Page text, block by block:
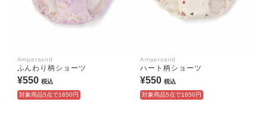
Ampersand
ふんわり柄ショーツ
¥550 税込
対象商品5点で1650円
Ampersand
ハート柄ショーツ
¥550 税込
対象商品5点で1650円